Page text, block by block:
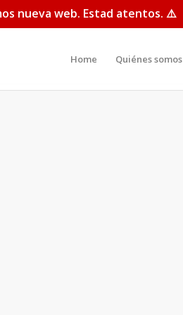
nueva web. Estad atentos. ⚠️
Home Quiénes somos